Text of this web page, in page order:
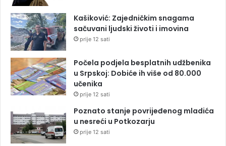
Kašiković: Zajedničkim snagama
sačuvani ljudski životi i imovina
prije 12 sati
Počela podjela besplatnih udžbenika
u Srpskoj: Dobiće ih više od 80.000
učenika
prije 12 sati
Poznato stanje povrijeđenog mladića
u nesreći u Potkozarju
prije 12 sati